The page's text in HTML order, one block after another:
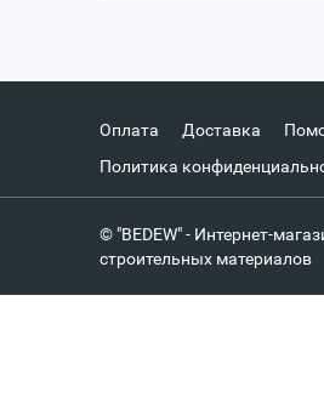
Оплата Доставка
Политика
© "BEDEW" - Интернет-
строительных материалов